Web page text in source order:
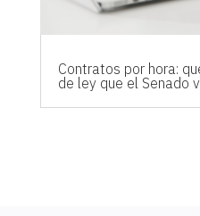
Contratos por hora:
de ley que el Senado